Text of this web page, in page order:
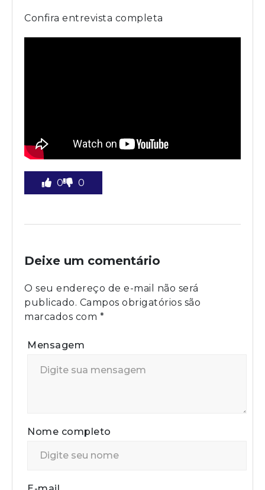
Confira entrevista completa
0 0
Deixe um comentário
O seu endereço de e-mail não será
publicado. Campos obrigatórios são
marcados com *
Mensagem
Nome completo